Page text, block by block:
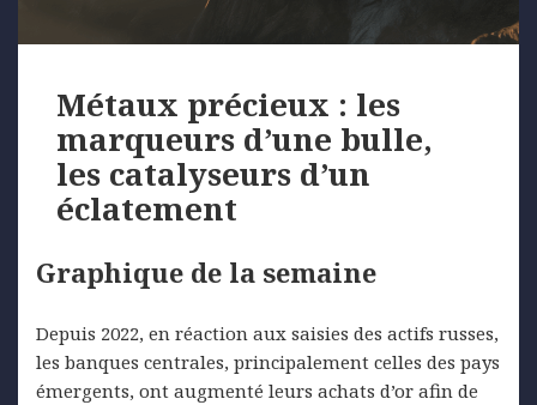
Métaux précieux : les
marqueurs d’une bulle,
les catalyseurs d’un
éclatement
Graphique de la semaine
Depuis 2022, en réaction aux saisies des actifs russes,
les banques centrales, principalement celles des pays
émergents, ont augmenté leurs achats d’or afin de